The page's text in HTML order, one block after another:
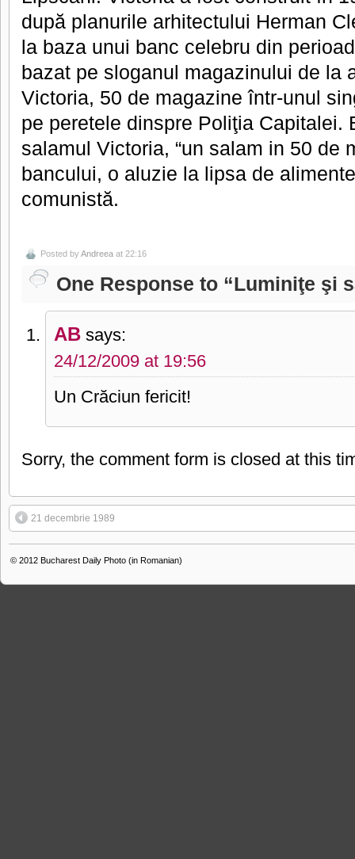
după planurile arhitectului Herman
la baza unui banc celebru din
bazat pe sloganul magazinului de la
Victoria, 50 de magazine într-unul
pe peretele dinspre Poliţia Capitalei.
salamul Victoria, “un salam in 50 de
bancului, o aluzie la lipsa de
comunistă.
Posted byAndreea at 22:16
One Response to “Luminiţe şi
AB says:
24/12/2009 at 19:56
Un Crăciun fericit!
Sorry, the comment form is closed at this
21 decembrie 1989
© 2012 Bucharest Daily Photo (in Romanian)